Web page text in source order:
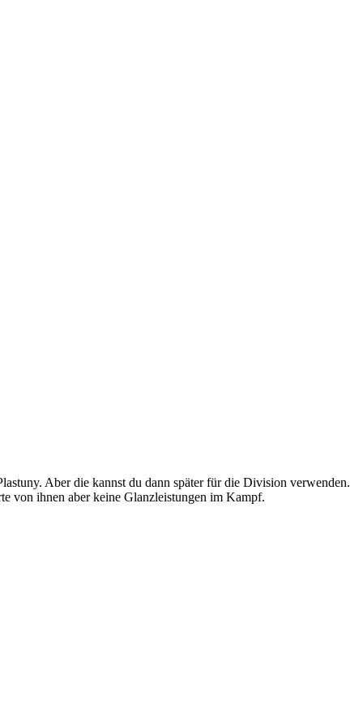
Aber die kannst du dann später für die Division verwenden.
von ihnen aber keine Glanzleistungen im Kampf.